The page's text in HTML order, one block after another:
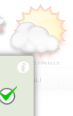
©2026 ilMeteo.it
NOTE LEGALI